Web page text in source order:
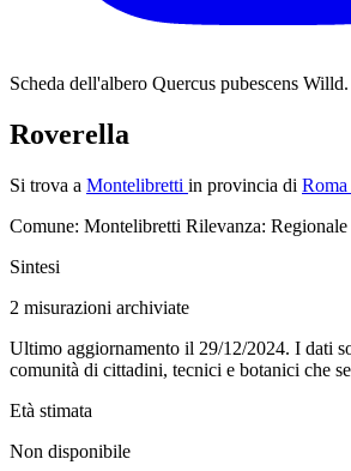
Scheda dell'albero Quercus pubescens Willd.
Roverella
Si trova a Montelibretti in provincia di Roma
Comune: Montelibretti Rilevanza: Regionale
Sintesi
2 misurazioni archiviate
Ultimo aggiornamento il 29/12/2024. I dati
comunità di cittadini, tecnici e botanici che
Età stimata
Non disponibile